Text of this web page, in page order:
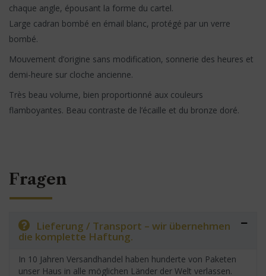
chaque angle, épousant la forme du cartel.
Large cadran bombé en émail blanc, protégé par un verre
bombé.
Mouvement d’origine sans modification, sonnerie des heures et
demi-heure sur cloche ancienne.
Très beau volume, bien proportionné aux couleurs
flamboyantes. Beau contraste de l’écaille et du bronze doré.
Fragen
Lieferung / Transport – wir übernehmen
die komplette Haftung.
In 10 Jahren Versandhandel haben hunderte von Paketen
unser Haus in alle möglichen Länder der Welt verlassen.